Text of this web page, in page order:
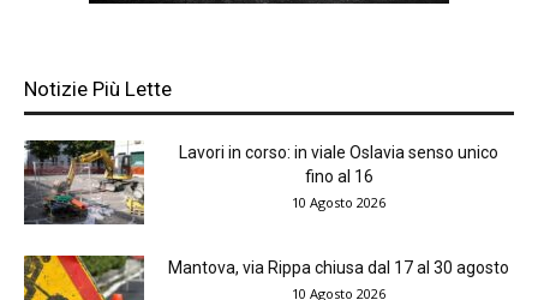
Notizie Più Lette
Lavori in corso: in viale Oslavia senso unico
fino al 16
10 Agosto 2026
Mantova, via Rippa chiusa dal 17 al 30 agosto
10 Agosto 2026